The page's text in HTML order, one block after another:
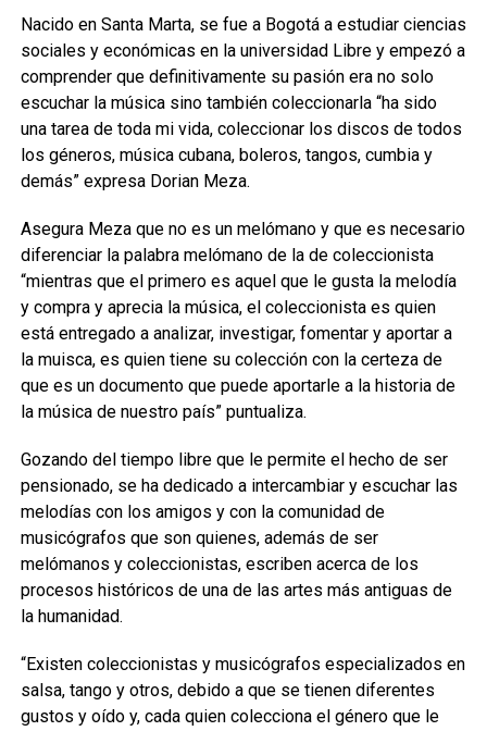
Nacido en Santa Marta, se fue a Bogotá a estudiar ciencias
sociales y económicas en la universidad Libre y empezó a
comprender que definitivamente su pasión era no solo
escuchar la música sino también coleccionarla “ha sido
una tarea de toda mi vida, coleccionar los discos de todos
los géneros, música cubana, boleros, tangos, cumbia y
demás” expresa Dorian Meza.
Asegura Meza que no es un melómano y que es necesario
diferenciar la palabra melómano de la de coleccionista
“mientras que el primero es aquel que le gusta la melodía
y compra y aprecia la música, el coleccionista es quien
está entregado a analizar, investigar, fomentar y aportar a
la muisca, es quien tiene su colección con la certeza de
que es un documento que puede aportarle a la historia de
la música de nuestro país” puntualiza.
Gozando del tiempo libre que le permite el hecho de ser
pensionado, se ha dedicado a intercambiar y escuchar las
melodías con los amigos y con la comunidad de
musicógrafos que son quienes, además de ser
melómanos y coleccionistas, escriben acerca de los
procesos históricos de una de las artes más antiguas de
la humanidad.
“Existen coleccionistas y musicógrafos especializados en
salsa, tango y otros, debido a que se tienen diferentes
gustos y oído y, cada quien colecciona el género que le